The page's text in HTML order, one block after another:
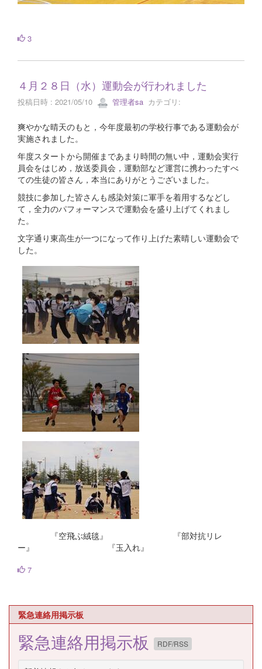
3
４月２８日（水）運動会が行われました
投稿日時 : 2021/05/10 管理者sa カテゴリ:
爽やかな晴天のもと，今年度最初の学校行事である運動会が
実施されました。
年度スタートから開催まであまり時間の無い中，運動会実行
員会をはじめ，放送委員会，運動部など運営に携わったすべ
ての生徒の皆さん，本当にありがとうございました。
競技に参加した皆さんも感染対策に軍手を着用するなどし
て，全力のパフォーマンスで運動会を盛り上げてくれまし
た。
文字通り東高生が一つになって作り上げた素晴しい運動会で
した。
『空飛ぶ絨毯』 『部対抗リレ
ー』 『玉入れ』
7
緊急連絡用掲示板
緊急連絡用掲示板 RDF/RSS